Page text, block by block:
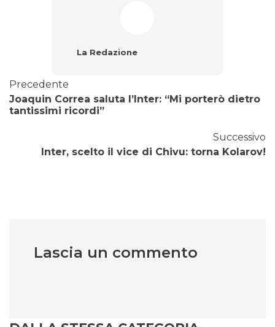
La Redazione
Precedente
Joaquin Correa saluta l’Inter: “Mi porterò dietro
tantissimi ricordi”
Successivo
Inter, scelto il vice di Chivu: torna Kolarov!
Lascia un commento